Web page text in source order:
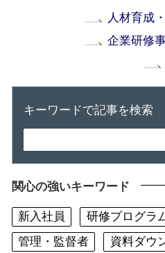
人材育成
企業研修
キーワードで記事を検索
関心の強いキーワード
新入社員 研修プログラ
管理・監督者
資料ダウ